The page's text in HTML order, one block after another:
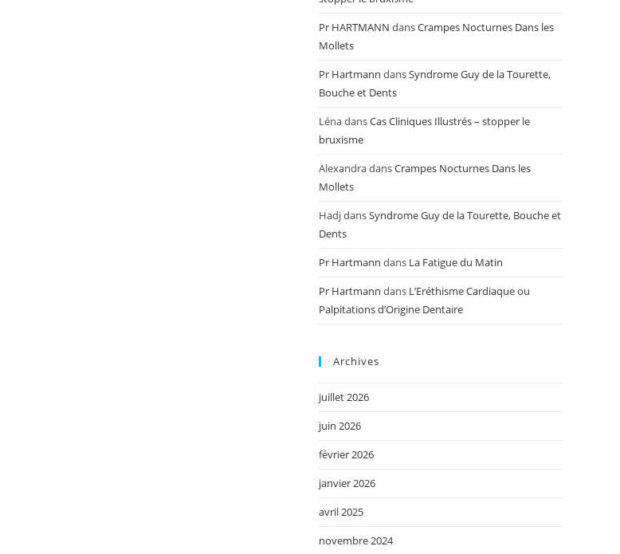
Pr HARTMANN dansCrampes Nocturnes Dans les
Mollets
Pr Hartmann dansSyndrome Guy de la Tourette,
Bouche et Dents
LénadansCas Cliniques Illustrés – stopper le
bruxisme
AlexandradansCrampes Nocturnes Dans les
Mollets
HadjdansSyndrome Guy de la Tourette, Bouche et
Dents
Pr Hartmann dans La Fatigue du Matin
Pr Hartmann dans L’Eréthisme Cardiaque ou
Palpitations d’Origine Dentaire
Archives
juillet 2026
juin 2026
février 2026
janvier 2026
avril 2025
novembre 2024